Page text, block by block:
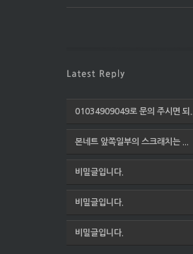
01034909049로 문의 주시면 되...
본네트 앞쪽일부의 스크래치는 ...
비밀글입니다.
비밀글입니다.
비밀글입니다.